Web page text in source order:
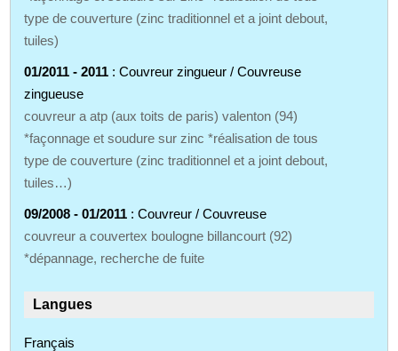
type de couverture (zinc traditionnel et a joint debout,
tuiles)
01/2011 - 2011 : Couvreur zingueur / Couvreuse
zingueuse
couvreur a atp (aux toits de paris) valenton (94)
*façonnage et soudure sur zinc *réalisation de tous
type de couverture (zinc traditionnel et a joint debout,
tuiles…)
09/2008 - 01/2011 : Couvreur / Couvreuse
couvreur a couvertex boulogne billancourt (92)
*dépannage, recherche de fuite
Langues
Français